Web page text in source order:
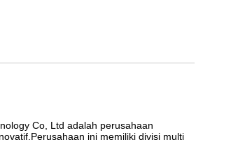
Co, Ltd adalah perusahaan
ini memiliki divisi multi